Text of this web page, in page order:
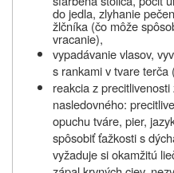
do jedla, zlyhanie
žlčníka (čo môže
vracanie),
vypadávanie vlasov,
s rankami v tvare terča
reakcia z
nasledovného:
opuchu tváre, pier,
spôsobiť ťažkosti s
vyžaduje si okamžitú